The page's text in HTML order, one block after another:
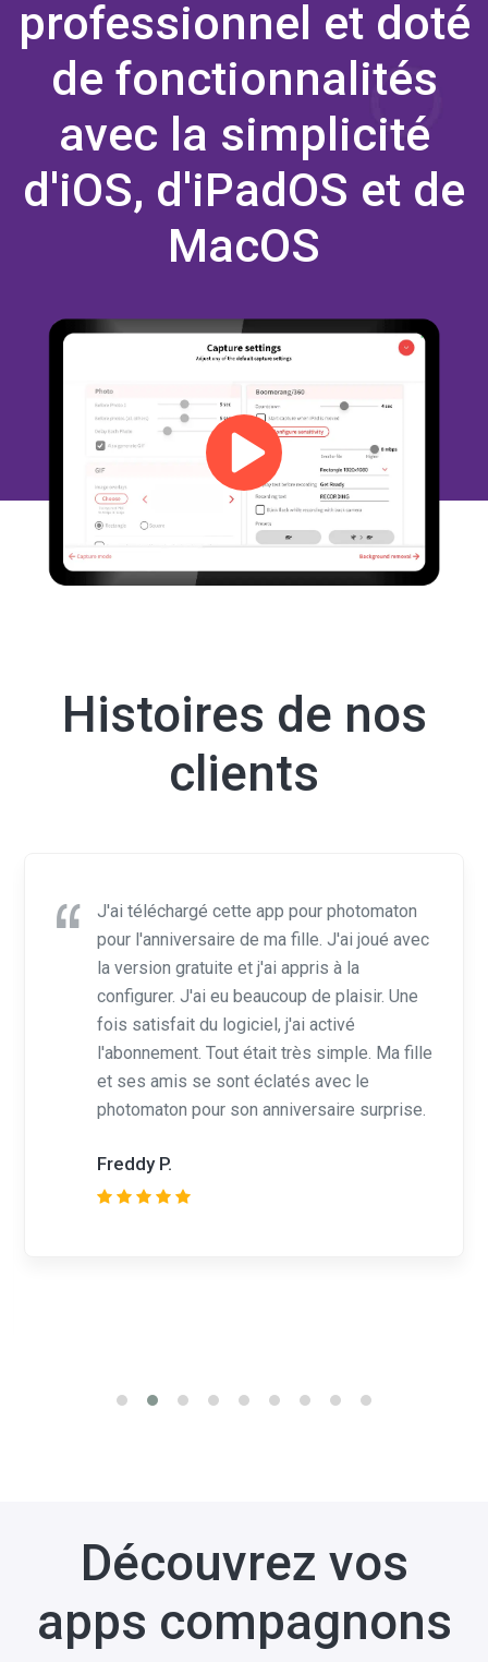
de fonctionnalités
avec la simplicité
d'iOS, d'iPadOS et de
MacOS
clients
pour l'anniversaire de ma fille. J'ai joué avec
la version gratuite et j'ai appris à la
configurer. J'ai eu beaucoup de plaisir. Une
fois satisfait du logiciel, j'ai activé
l'abonnement. Tout était très simple. Ma fille
et ses amis se sont éclatés avec le
photomaton pour son anniversaire surprise.
apps compagnons
Apps qui améliorent l'expérience de votre app de